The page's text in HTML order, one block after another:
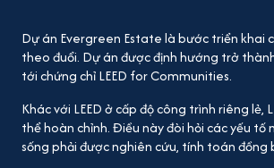
Dự án Evergreen Estatelà bước triển khai
theo đuổi. Dự án được định hướng trở
tới chứng chỉLEED for Communities.
Khác với LEED ở cấp độ công trình riêng
thể hoàn chỉnh. Điều này đòi hỏi các yếu
sống phải được nghiên cứu, tính toán